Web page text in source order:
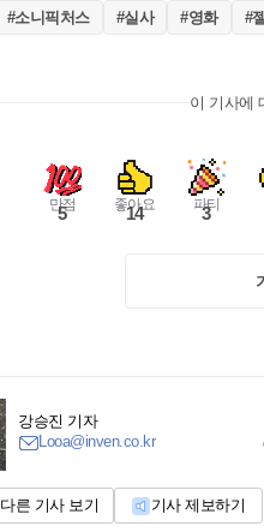
#소니픽처스 #실사 #영화 #
이 기사에
만점
5 좋아요
14 파티
3
강승진 기자
Looa@inven.co.kr
다른 기사 보기 기사 제보하기